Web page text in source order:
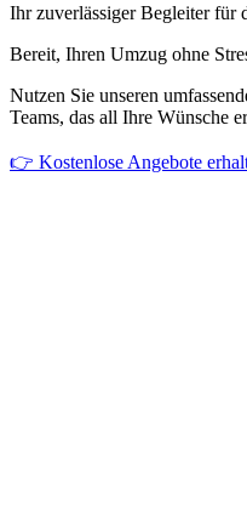
Ihr zuverlässiger Begleiter für
Bereit, Ihren Umzug ohne
Nutzen Sie unseren
Teams, das all Ihre Wünsche
👉 Kostenlose Angebote